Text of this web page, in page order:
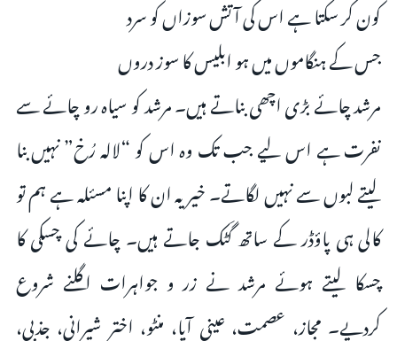
کون کر سکتا ہے اس کی آتش سوزاں کو سرد
جس کے ہنگاموں میں ہو ابلیس کا سوز دروں
مرشد چائے بڑی اچھی بناتے ہیں۔ مرشد کو سیاہ رو چائے سے
نفرت ہے اس لیے جب تک وہ اس کو “لالہ رُخ” نہیں بنا
لیتے لبوں سے نہیں لگاتے۔ خیر یہ ان کا اپنا مسئلہ ہے ہم تو
کالی ہی پاؤڈر کے ساتھ گَٹک جاتے ہیں۔ چائے کی چسکی کا
چسکا لیتے ہوئے مرشد نے زر و جواہرات اگلنے شروع
کردیے۔ مجاز، عصمت، عینی آپا، منٹو، اختر شیرانی، جذبی،